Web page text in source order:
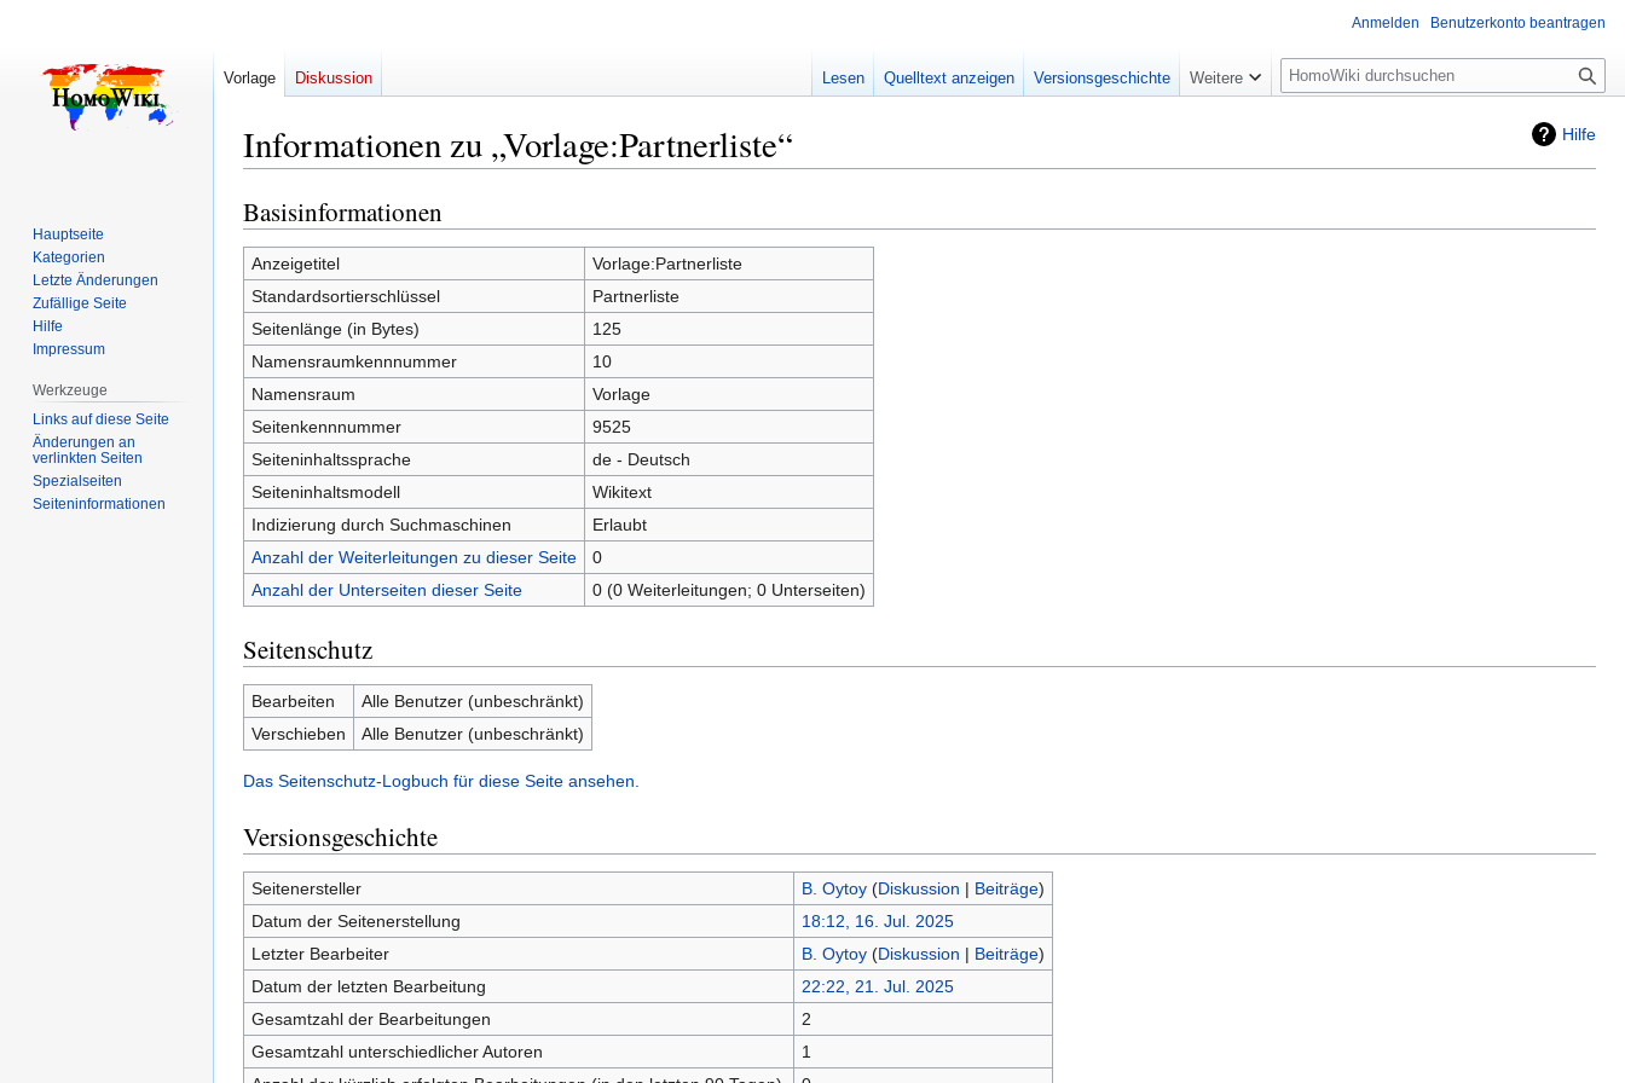
Hilfe
Informationen zu „Vorlage:Partnerliste“
Zur
Navigation
springen
Zur
Suche
springen
Basisinformationen
Anzeigetitel
Vorlage:Partnerliste
Standardsortierschlüssel
Partnerliste
Seitenlänge (in Bytes)
125
Namensraumkennnummer
10
Namensraum
Vorlage
Seitenkennnummer
9525
Seiteninhaltssprache
de - Deutsch
Seiteninhaltsmodell
Wikitext
Indizierung durch Suchmaschinen
Erlaubt
Anzahl der Weiterleitungen zu dieser Seite
0
Anzahl der Unterseiten dieser Seite
0 (0 Weiterleitungen; 0 Unterseiten)
Seitenschutz
Bearbeiten
Alle Benutzer (unbeschränkt)
Verschieben
Alle Benutzer (unbeschränkt)
Das Seitenschutz-Logbuch für diese Seite ansehen.
Versionsgeschichte
Seitenersteller B. Oytoy (Diskussion | Beiträge)
Datum der Seitenerstellung
18:12, 16. Jul. 2025
Letzter Bearbeiter
B. Oytoy (Diskussion | Beiträge)
Datum der letzten Bearbeitung
22:22, 21. Jul. 2025
Gesamtzahl der Bearbeitungen
2
Gesamtzahl unterschiedlicher Autoren
1
Anmelden Benutzerkonto beantragen
Vorlage Diskussion Lesen Quelltext anzeigen Versionsgeschichte Weitere
Suche
Hauptseite
Kategorien
Letzte Änderungen
Zufällige Seite
Hilfe
Impressum
Werkzeuge
Links auf diese Seite
Änderungen an
verlinkten Seiten
Spezialseiten
Seiten­­informationen